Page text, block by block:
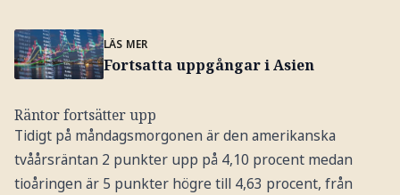
LÄS MER
Fortsatta uppgångar i Asien
Räntor fortsätter upp
Tidigt på måndagsmorgonen är den amerikanska
tvåårsräntan 2 punkter upp på 4,10 procent medan
tioåringen är 5 punkter högre till 4,63 procent, från